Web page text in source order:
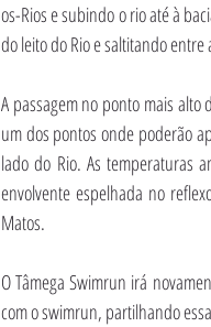
os-Rios e subindo o rio até à
do leito do Rio e saltitando entre
A passagem no ponto mais
um dos pontos onde poderão
lado do Rio. As temperaturas
envolvente espelhada no
Matos.
O Tâmega Swimrun irá
com o swimrun, partilhando